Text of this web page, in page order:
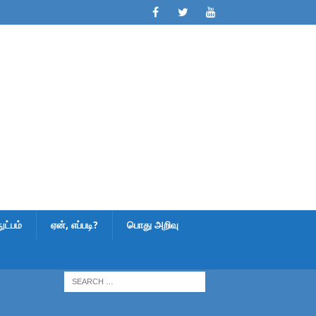
ஏன், எப்படி? பொது அறிவு